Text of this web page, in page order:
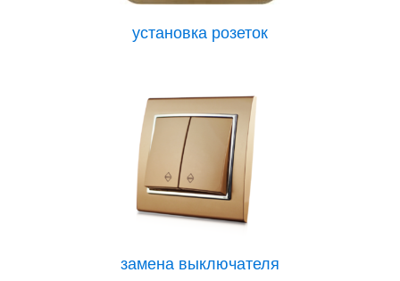
установка розеток
замена выключателя